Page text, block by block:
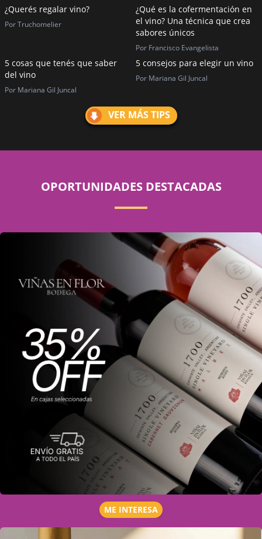
¿Querés regalar vino?
Por Truchomelier
¿Qué es la cofermentación en
el vino? Una técnica que crea
sabores únicos
Por Francisco Evangelista
5 cosas que tenés que saber
del vino
Por Mariana Gil Juncal
5 consejos para elegir un vino
Por Mariana Gil Juncal
VER MÁS TIPS
OPORTUNIDADES DESTACADAS
ME INTERESA